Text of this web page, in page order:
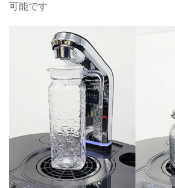
可能です